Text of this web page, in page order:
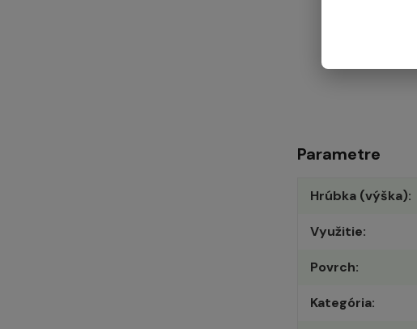
Parametre
Hrúbka (výška)
Využitie
Povrch
Kategória